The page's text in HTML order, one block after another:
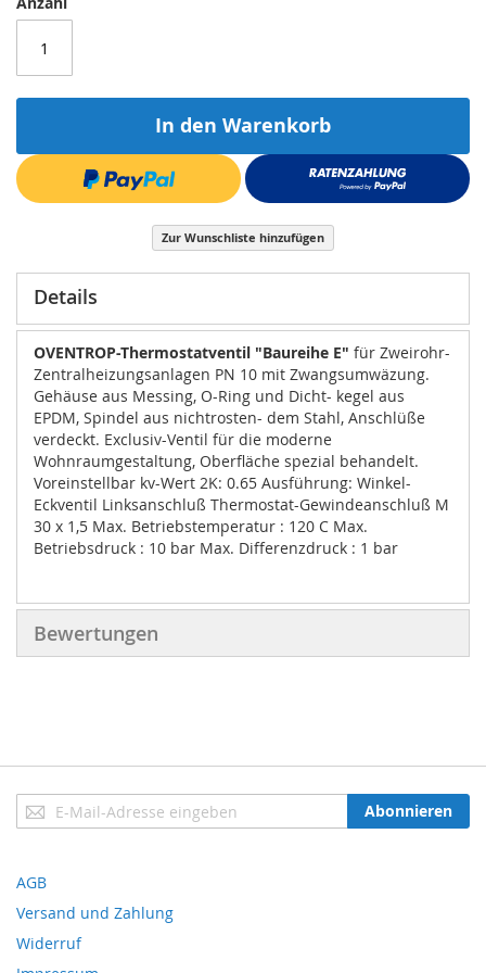
In den Warenkorb
Zur Wunschliste hinzufügen
gallery
Details
OVENTROP-Thermostatventil "Baureihe E" für Zweirohr-
Zentralheizungsanlagen PN 10 mit Zwangsumwäzung.
Gehäuse aus Messing, O-Ring und Dicht- kegel aus
EPDM, Spindel aus nichtrosten- dem Stahl, Anschlüße
verdeckt. Exclusiv-Ventil für die moderne
Wohnraumgestaltung, Oberfläche spezial behandelt.
Voreinstellbar kv-Wert 2K: 0.65 Ausführung: Winkel-
Eckventil Linksanschluß Thermostat-Gewindeanschluß M
30 x 1,5 Max. Betriebstemperatur : 120 C Max.
Betriebsdruck : 10 bar Max. Differenzdruck : 1 bar
Bewertungen
Anmeldung
zum
Abonnieren
AGB
Versand und Zahlung
Widerruf